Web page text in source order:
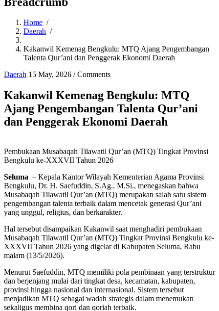
Home /
Daerah /
Kakanwil Kemenag Bengkulu: MTQ Ajang Pengembangan
Talenta Qur’ani dan Penggerak Ekonomi Daerah
Daerah 15 May, 2026 /Comments
Kakanwil Kemenag Bengkulu: MTQ
Ajang Pengembangan Talenta Qur’ani
dan Penggerak Ekonomi Daerah
Pembukaan Musabaqah Tilawatil Qur’an (MTQ) Tingkat Provinsi
Bengkulu ke-XXXVII Tahun 2026
Seluma – Kepala Kantor Wilayah Kementerian Agama Provinsi
Bengkulu, Dr. H. Saefuddin, S.Ag., M.Si., menegaskan bahwa
Musabaqah Tilawatil Qur’an (MTQ) merupakan salah satu sistem
pengembangan talenta terbaik dalam mencetak generasi Qur’ani
yang unggul, religius, dan berkarakter.
Hal tersebut disampaikan Kakanwil saat menghadiri pembukaan
Musabaqah Tilawatil Qur’an (MTQ) Tingkat Provinsi Bengkulu ke-
XXXVII Tahun 2026 yang digelar di Kabupaten Seluma, Rabu
malam (13/5/2026).
Menurut Saefuddin, MTQ memiliki pola pembinaan yang terstruktur
dan berjenjang mulai dari tingkat desa, kecamatan, kabupaten,
provinsi hingga nasional dan internasional. Sistem tersebut
menjadikan MTQ sebagai wadah strategis dalam menemukan
sekaligus membina qori dan qoriah terbaik.